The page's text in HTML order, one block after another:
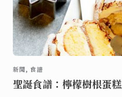
新聞, 食譜
聖誕食譜：檸檬樹根蛋糕